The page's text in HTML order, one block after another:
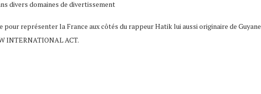
divers domaines de divertissement
pour représenter la France aux côtés du rappeur Hatik lui aussi originaire de Guyane
INTERNATIONAL ACT.